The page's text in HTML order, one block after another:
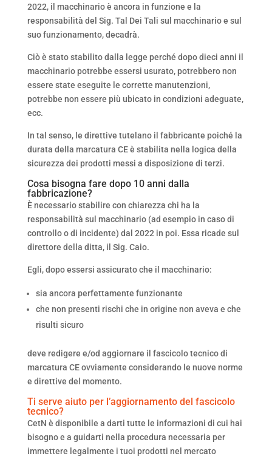
2022, il macchinario è ancora in funzione e la
responsabilità del Sig. Tal Dei Tali sul macchinario e sul
suo funzionamento, decadrà.
Ciò è stato stabilito dalla legge perché dopo dieci anni il
macchinario potrebbe essersi usurato, potrebbero non
essere state eseguite le corrette manutenzioni,
potrebbe non essere più ubicato in condizioni adeguate,
ecc.
In tal senso, le direttive tutelano il fabbricante poiché la
durata della marcatura CE è stabilita nella logica della
sicurezza dei prodotti messi a disposizione di terzi.
Cosa bisogna fare dopo 10 anni dalla
fabbricazione?
È necessario stabilire con chiarezza chi ha la
responsabilità sul macchinario (ad esempio in caso di
controllo o di incidente) dal 2022 in poi. Essa ricade sul
direttore della ditta, il Sig. Caio.
Egli, dopo essersi assicurato che il macchinario:
sia ancora perfettamente funzionante
che non presenti rischi che in origine non aveva e che
risulti sicuro
deve redigere e/od aggiornare il fascicolo tecnico di
marcatura CE ovviamente considerando le nuove norme
e direttive del momento.
Ti serve aiuto per l’aggiornamento del fascicolo
tecnico?
CetN è disponibile a darti tutte le informazioni di cui hai
bisogno e a guidarti nella procedura necessaria per
immettere legalmente i tuoi prodotti nel mercato